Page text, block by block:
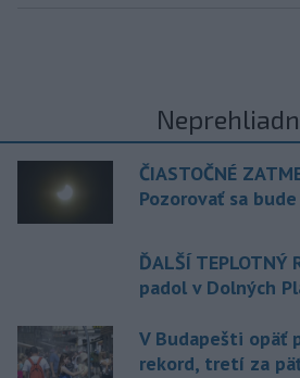
ČIASTOČNÉ
Pozorovať sa
ĎALŠÍ TEPLOTNÝ
padol v Dolných
V Budapešti opäť
rekord, tretí za